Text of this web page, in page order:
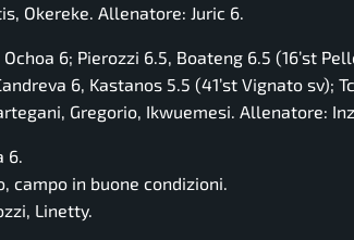
Okereke. Allenatore: Juric 6.
Ochoa 6; Pierozzi 6.5, Boateng 6.5 (16’st
6, Kastanos 5.5 (41’st Vignato sv);
Gregorio, Ikwuemesi. Allenatore:
6.
campo in buone condizioni.
Linetty.